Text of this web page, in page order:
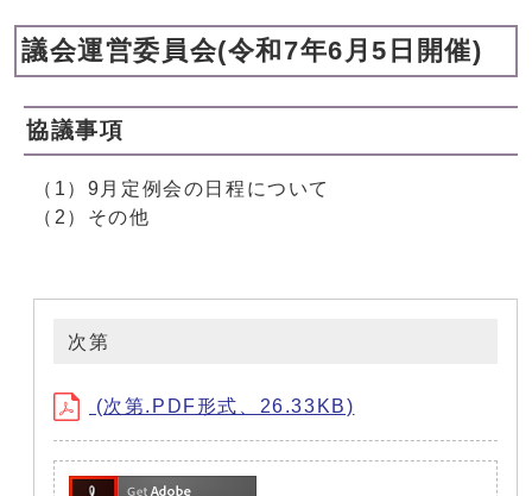
議会運営委員会(令和7年6月5日開催)
協議事項
（1）9月定例会の日程について
（2）その他
次第
(次第.PDF形式、26.33KB)